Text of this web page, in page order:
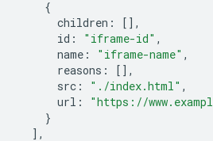
{
children :
[],
id : "iframe-id" ,
name : "iframe-name" ,
reasons :
[],
src : "./index.html" ,
url :
"https://
}
],